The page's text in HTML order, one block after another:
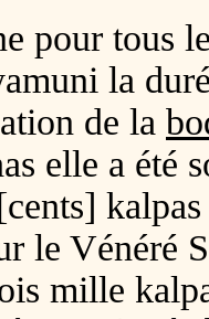
pour tous
la
de la
elle a été
le Vénéré
mille